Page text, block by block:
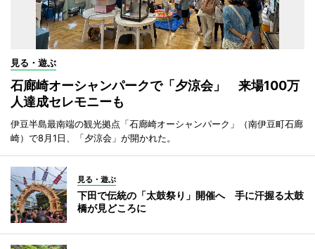
見る・遊ぶ
石廊崎オーシャンパークで「夕涼会」 来場100万
人達成セレモニーも
伊豆半島最南端の観光拠点「石廊崎オーシャンパーク」（南伊豆町石廊
崎）で8月1日、「夕涼会」が開かれた。
見る・遊ぶ
下田で伝統の「太鼓祭り」開催へ 手に汗握る太鼓
橋が見どころに